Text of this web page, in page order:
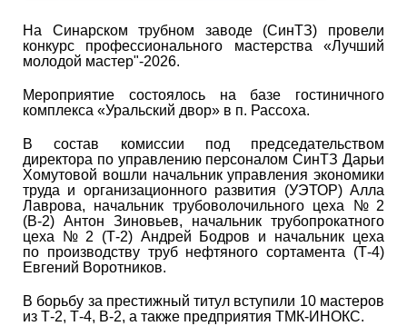
На Синарском трубном заводе (СинТЗ) провели
конкурс профессионального мастерства «Лучший
молодой мастер"-2026.
Мероприятие состоялось на базе гостиничного
комплекса «Уральский двор» в п. Рассоха.
В состав комиссии под председательством
директора по управлению персоналом СинТЗ Дарьи
Хомутовой вошли начальник управления экономики
труда и организационного развития (УЭТОР) Алла
Лаврова, начальник трубоволочильного цеха № 2
(В-2) Антон Зиновьев, начальник трубопрокатного
цеха № 2 (Т-2) Андрей Бодров и начальник цеха
по производству труб нефтяного сортамента (Т-4)
Евгений Воротников.
В борьбу за престижный титул вступили 10 мастеров
из Т-2, Т-4, В-2, а также предприятия ТМК-ИНОКС.